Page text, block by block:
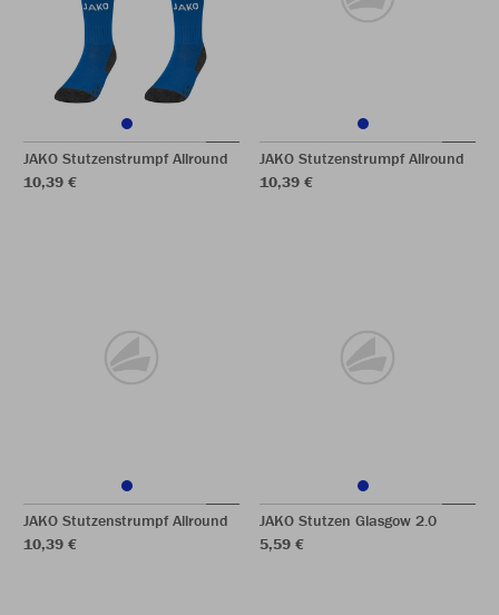
JAKO Stutzenstrumpf Allround
10,39 €
JAKO Stutzenstrumpf Allround
10,39 €
JAKO Stutzenstrumpf Allround
10,39 €
JAKO Stutzen Glasgow 2.0
5,59 €